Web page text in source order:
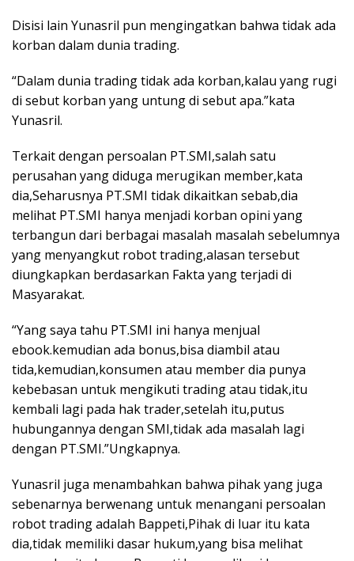
Disisi lain Yunasril pun mengingatkan bahwa tidak ada
korban dalam dunia trading.
“Dalam dunia trading tidak ada korban,kalau yang rugi
di sebut korban yang untung di sebut apa.”kata
Yunasril.
Terkait dengan persoalan PT.SMI,salah satu
perusahan yang diduga merugikan member,kata
dia,Seharusnya PT.SMI tidak dikaitkan sebab,dia
melihat PT.SMI hanya menjadi korban opini yang
terbangun dari berbagai masalah masalah sebelumnya
yang menyangkut robot trading,alasan tersebut
diungkapkan berdasarkan Fakta yang terjadi di
Masyarakat.
“Yang saya tahu PT.SMI ini hanya menjual
ebook.kemudian ada bonus,bisa diambil atau
tida,kemudian,konsumen atau member dia punya
kebebasan untuk mengikuti trading atau tidak,itu
kembali lagi pada hak trader,setelah itu,putus
hubungannya dengan SMI,tidak ada masalah lagi
dengan PT.SMI.”Ungkapnya.
Yunasril juga menambahkan bahwa pihak yang juga
sebenarnya berwenang untuk menangani persoalan
robot trading adalah Bappeti,Pihak di luar itu kata
dia,tidak memiliki dasar hukum,yang bisa melihat